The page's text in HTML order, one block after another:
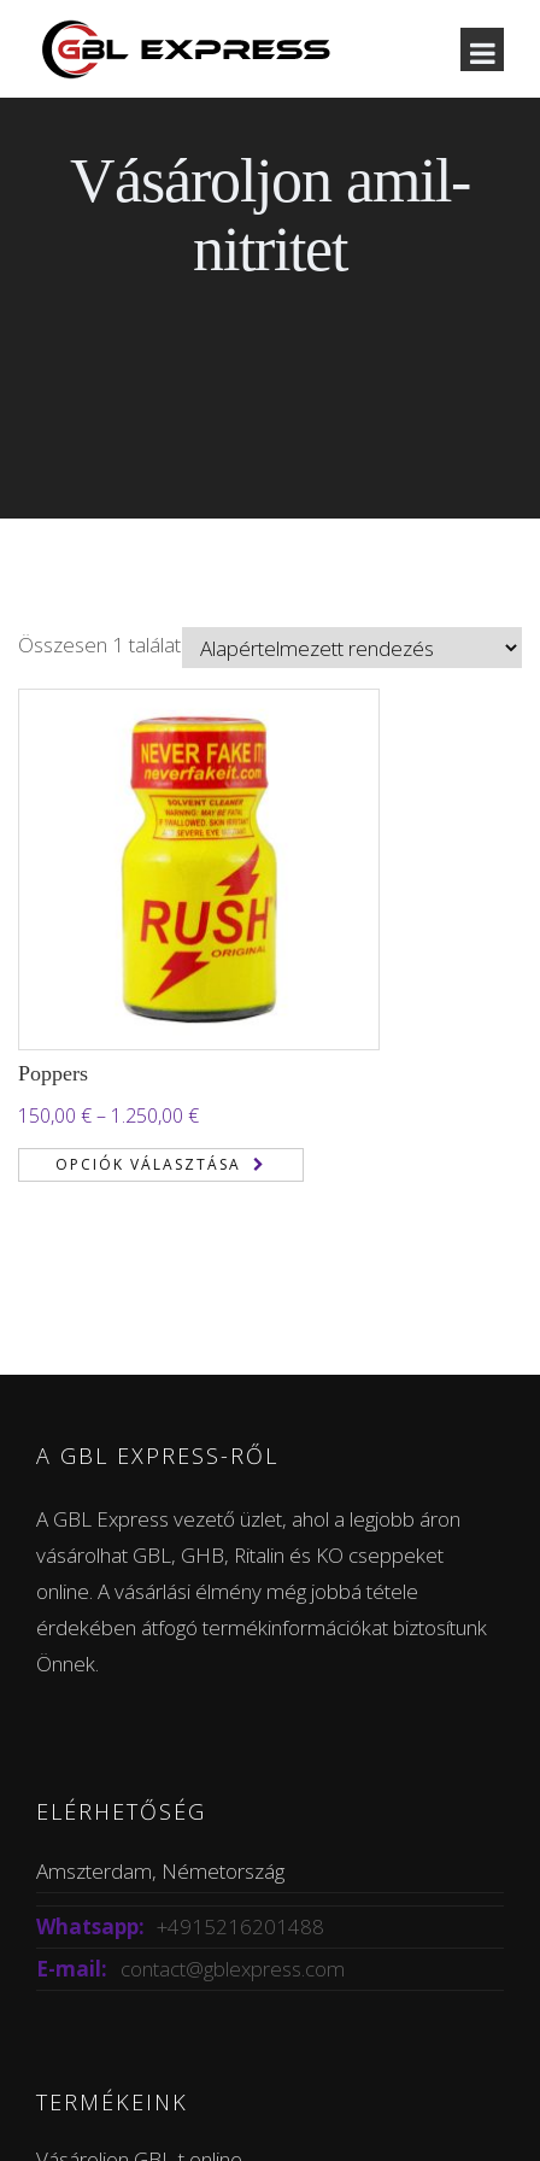
Vásároljon amil-
nitritet
Összesen 1 találat
Poppers
150,00 €– 1.250,00 €Ártartomány:
150,00 €
-
OPCIÓK VÁLASZTÁSA
A GBL EXPRESS-RŐL
A GBL Express vezető üzlet, ahol a legjobb áron
vásárolhat GBL, GHB, Ritalin és KO cseppeket
online. A vásárlási élmény még jobbá tétele
érdekében átfogó termékinformációkat biztosítunk
Önnek.
ELÉRHETŐSÉG
Amszterdam, Németország
Whatsapp: +4915216201488
E-mail: contact@gblexpress.com
TERMÉKEINK